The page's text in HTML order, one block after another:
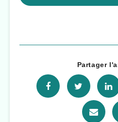
Partager